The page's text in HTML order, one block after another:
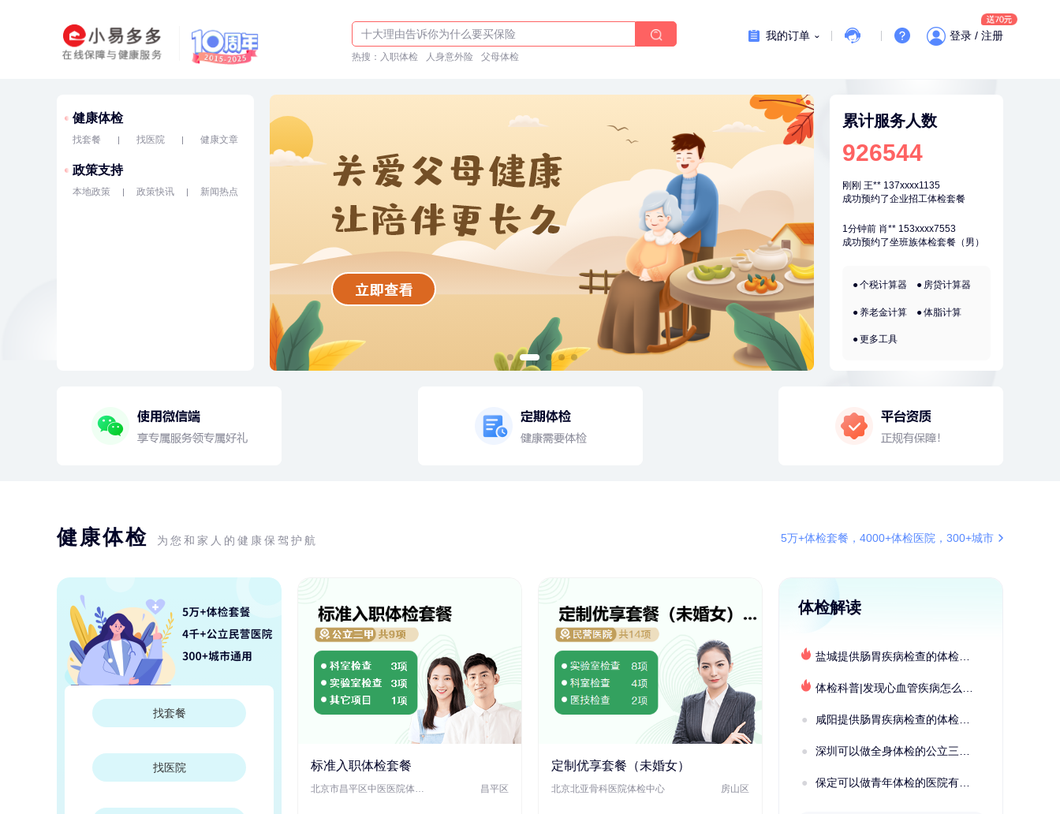
十大理由告诉你为什么要买保险
入职体检在线预约
热搜： 入职体检 人身意外险 父母体检
我的订单 登录 / 注册
健康体检
找套餐 找医院 健康文章
政策支持
本地政策 政策快讯 新闻热点
累计服务人数
926544
刚刚
198xxxx8341
购买了美的体重秤 MO-CW5 白色
购买了美的体重秤 MO-CW5 白色
刚刚 王** 137xxxx1135
成功预约了企业招工体检套餐
刚刚 王** 137xxxx1135
1分钟前 肖** 153xxxx7553
1分钟前 谭** 149xxxx3384
2分钟前 谭** 149xxxx3384
成功预约青春体检卡（女）
4分钟前
成功预约了青年白领男套餐
4分钟前 赵* 155xxxx7294
购买了油米有福B款
7分钟前 肖**
159xxxx4211
购买了七年五季黑咖啡速溶低脂无
添加蔗糖美式咖啡粉24g*2盒
购买了美的体重秤 MO-CW5 白色
个税计算器 房贷计算器
养老金计算 体脂计算
更多工具
健康体检 为您和家人的健康保驾护航 5万+体检套餐，4000+体检医院，300+城市
找套餐
找医院 标准入职体检套餐
北京市昌平区中医医院体检中心 昌平区
定制优享套餐（未婚女）
北京北亚骨科医院体检中心 房山区 秦皇岛市第一医院体检中心 北戴河区
体检解读
盐城提供肠胃疾病检查的体检套餐有哪些？体检机构有哪些选择？如何预约？
体检科普|发现心血管疾病怎么办？
咸阳提供肠胃疾病检查的体检套餐有哪些？体检机构有哪些选择？如何预约？
深圳可以做全身体检的公立三甲医院及体检套餐汇总
保定可以做青年体检的医院有哪些？有哪些套餐可以选择？